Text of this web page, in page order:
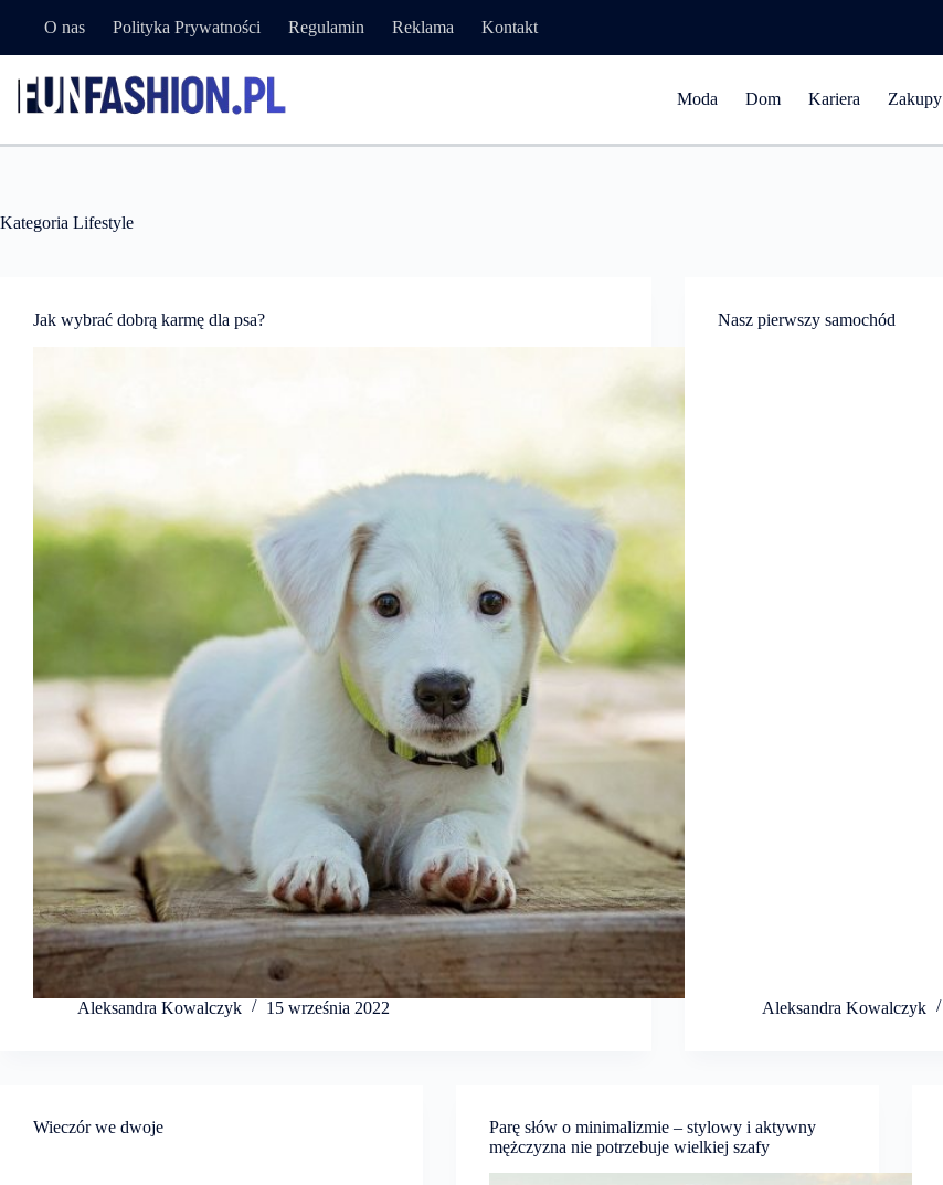
O nas Polityka Prywatności Regulamin Reklama Kontakt
Moda Dom Kariera Zakupy
Kategoria Lifestyle
Jak wybrać dobrą karmę dla psa?
Aleksandra Kowalczyk 15 września 2022
Nasz pierwszy samochód
Aleksandra Kowalczyk
Wieczór we dwoje
Parę słów o minimalizmie – stylowy i aktywny
mężczyzna nie potrzebuje wielkiej szafy